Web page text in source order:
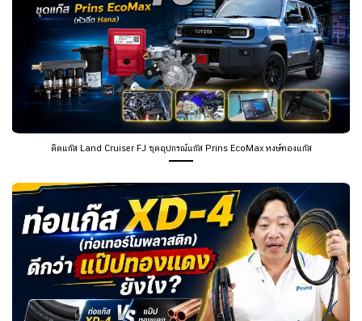
ติดแก๊ส Land Cruiser FJ ชุดอุปกรณ์แก๊ส Prins EcoMax หงษ์ทองแก๊ส